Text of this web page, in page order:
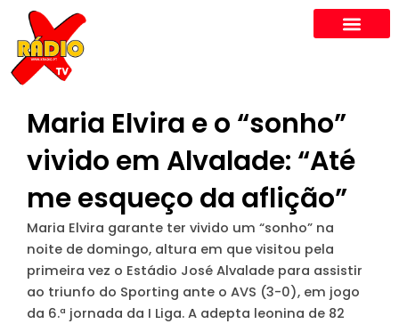
content
Maria Elvira e o “sonho”
vivido em Alvalade: “Até
me esqueço da aflição”
Maria Elvira garante ter vivido um “sonho” na
noite de domingo, altura em que visitou pela
primeira vez o Estádio José Alvalade para assistir
ao triunfo do Sporting ante o AVS (3-0), em jogo
da 6.ª jornada da I Liga. A adepta leonina de 82